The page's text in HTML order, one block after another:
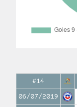
#14
06/07/2019